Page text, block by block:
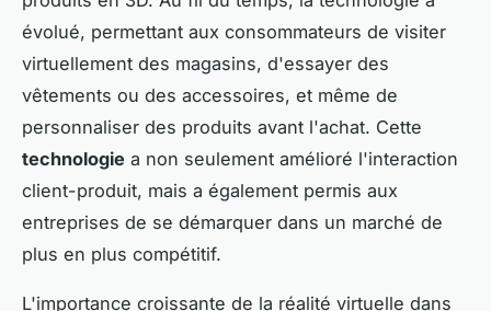
évolué, permettant aux consommateurs de visiter
virtuellement des magasins, d'essayer des
vêtements ou des accessoires, et même de
personnaliser des produits avant l'achat. Cette
technologie a non seulement amélioré l'interaction
client-produit, mais a également permis aux
entreprises de se démarquer dans un marché de
plus en plus compétitif.
L'importance croissante de la réalité virtuelle dans